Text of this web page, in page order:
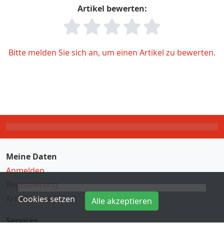
Artikel bewerten:
Bitte melden Sie sich an, um einen Artikel zu bewerten.
Meine Daten
Anmelden
Registrierung
Artikelvergleich
Services
Cookies setzen Alle akzeptieren